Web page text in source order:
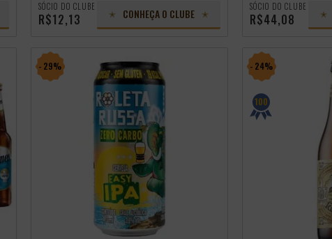
SÓCIO DO CLUBE
R$12,13 CONHEÇA O CLUBE SÓCIO DO CLUBE
R$44,08
- 29% - 24%
100